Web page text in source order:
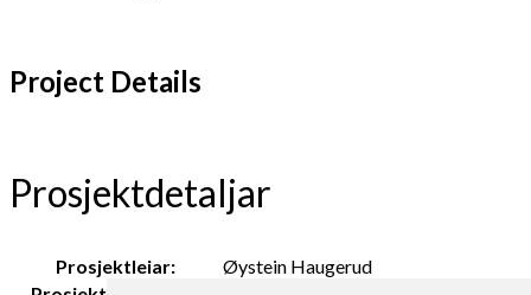
Project Details
Prosjektdetaljar
Prosjektleiar:
Øystein Haugerud